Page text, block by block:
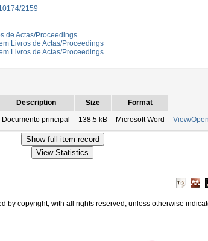
2159
de Actas/Proceedings
Livros de Actas/Proceedings
Livros de Actas/Proceedings
Description Size
Format
Documento principal 138.5 kB Microsoft Word View/Open
by copyright, with all rights reserved, unless otherwise